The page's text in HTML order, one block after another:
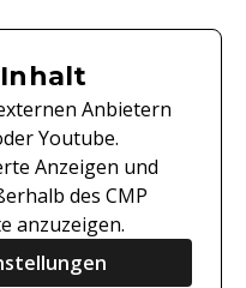
Anbietern
Youtube.
Anzeigen und
des CMP
anzuzeigen.